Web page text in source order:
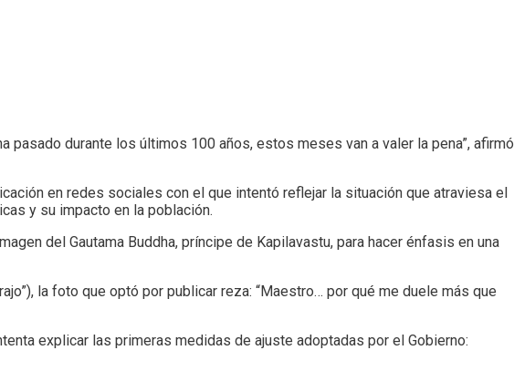
pasado durante los últimos 100 años, estos meses van a valer la pena”, afirmó
en redes sociales con el que intentó reflejar la situación que atraviesa el
y su impacto en la población.
del Gautama Buddha, príncipe de Kapilavastu, para hacer énfasis en una
la foto que optó por publicar reza: “Maestro… por qué me duele más que
explicar las primeras medidas de ajuste adoptadas por el Gobierno: